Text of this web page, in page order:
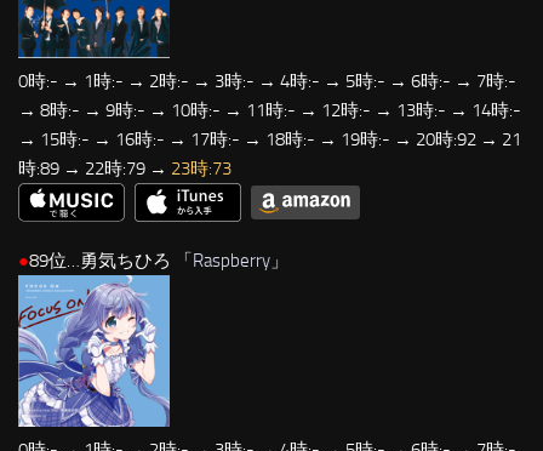
0時:- → 1時:- → 2時:- → 3時:- → 4時:- → 5時:- → 6時:- → 7時:-
→ 8時:- → 9時:- → 10時:- → 11時:- → 12時:- → 13時:- → 14時:-
→ 15時:- → 16時:- → 17時:- → 18時:- → 19時:- → 20時:92 → 21
時:89 → 22時:79 → 23時:73
●89位…勇気ちひろ 「Raspberry 」